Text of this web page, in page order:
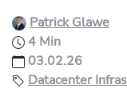
Patrick Glawe
4 Min
03.02.26
Datacenter